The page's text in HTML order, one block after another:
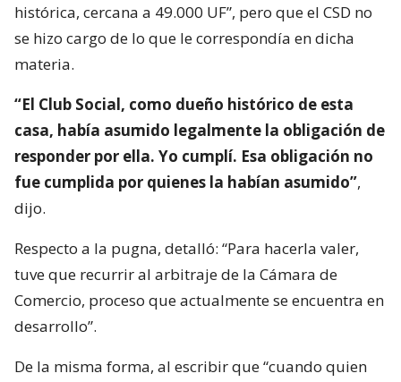
histórica, cercana a 49.000 UF”, pero que el CSD no
se hizo cargo de lo que le correspondía en dicha
materia.
“El Club Social, como dueño histórico de esta
casa, había asumido legalmente la obligación de
responder por ella. Yo cumplí. Esa obligación no
fue cumplida por quienes la habían asumido”,
dijo.
Respecto a la pugna, detalló: “Para hacerla valer,
tuve que recurrir al arbitraje de la Cámara de
Comercio, proceso que actualmente se encuentra en
desarrollo”.
De la misma forma, al escribir que “cuando quien